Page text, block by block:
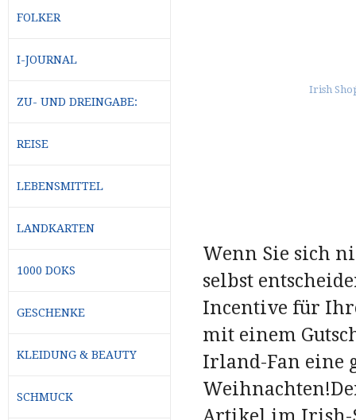
Wenn Sie sich
selbst
Incentive für
mit einem
Irland-Fan eine
FOLKER
I-JOURNAL
ZU- UND DREINGABE:
REISE
LEBENSMITTEL
LANDKARTEN
1000 DOKS
GESCHENKE
KLEIDUNG & BEAUTY
SCHMUCK